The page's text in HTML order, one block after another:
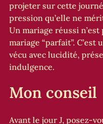
projeter sur cette
pression qu’elle ne
Un mariage réussi n’est
mariage “parfait”. C’est
vécu avec lucidité,
indulgence.
Mon conseil
Avant le jour J, posez-